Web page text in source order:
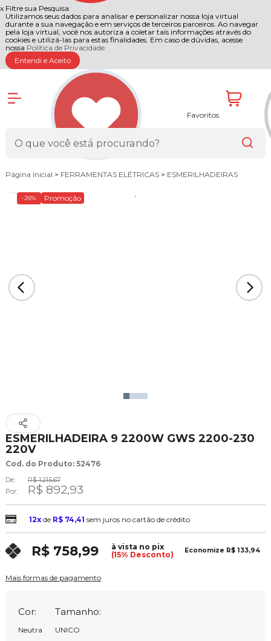
x Filtre sua Pesquisa:
Utilizamos seus dados para analisar e personalizar nossa loja virtual
durante a sua navegação e em serviços de terceiros parceiros. Ao navegar
pela loja virtual, você nos autoriza a coletar tais informações através do
cookies e utilizá-las para estas finalidades. Em caso de dúvidas, acesse
nossa Política de Privacidade
Entendi e Aceito
Favoritos
Página Inicial > FERRAMENTAS ELÉTRICAS > ESMERILHADEIRAS
-26% Promoção
ESMERILHADEIRA 9 2200W GWS 2200-230
220V
Cod. do Produto: 52476
De:
R$ 1.215,67
Por:
R$ 892,93
12xde R$ 74,41 sem juros no cartão de crédito
R$ 758,99
à vista no pix
(15% Desconto)
Economize R$ 133,94
Mais formas de pagamento
Cor:
Neutra
Tamanho:
UNICO